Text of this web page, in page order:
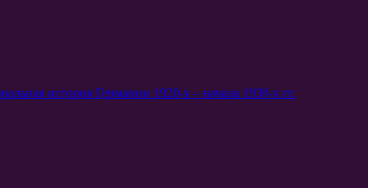
история Германии 1920-х – начала 1930-х гг.